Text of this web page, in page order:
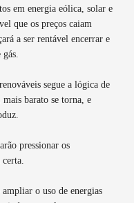
em energia eólica, solar e
que os preços caiam
a ser rentável encerrar e
gás.
segue a lógica de
barato se torna, e
pressionar os
certa.
o uso de energias